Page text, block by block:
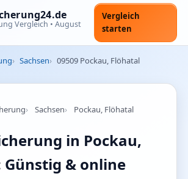
Vergleich • August
Vergleich
starten
Sachsen 09509 Pockau, Flöhatal
Sachsen Pockau, Flöhatal
in Pockau,
Günstig & online